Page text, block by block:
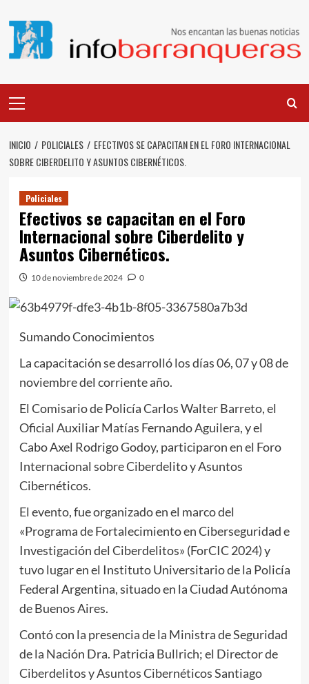
contenido
principal
INICIO POLICIALES
EFECTIVOS SE CAPACITAN EN EL FORO INTERNACIONAL
SOBRE CIBERDELITO Y ASUNTOS CIBERNÉTICOS.
Policiales
Efectivos se capacitan en el Foro
Internacional sobre Ciberdelito y
Asuntos Cibernéticos.
10 de noviembre de 2024 0
Sumando Conocimientos
La capacitación se desarrolló los días 06, 07 y 08 de
noviembre del corriente año.
El Comisario de Policía Carlos Walter Barreto, el
Oficial Auxiliar Matías Fernando Aguilera, y el
Cabo Axel Rodrigo Godoy, participaron en el Foro
Internacional sobre Ciberdelito y Asuntos
Cibernéticos.
El evento, fue organizado en el marco del
«Programa de Fortalecimiento en Ciberseguridad e
Investigación del Ciberdelitos» (ForCIC 2024) y
tuvo lugar en el Instituto Universitario de la Policía
Federal Argentina, situado en la Ciudad Autónoma
de Buenos Aires.
Contó con la presencia de la Ministra de Seguridad
de la Nación Dra. Patricia Bullrich; el Director de
Ciberdelitos y Asuntos Cibernéticos Santiago